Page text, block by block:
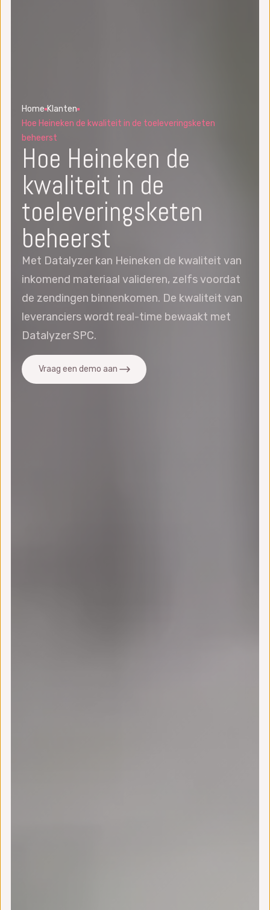
Home Klanten
Hoe Heineken de kwaliteit in de toeleveringsketen
beheerst
Hoe Heineken de
kwaliteit in de
toeleveringsketen
beheerst
Met Datalyzer kan Heineken de kwaliteit van
inkomend materiaal valideren, zelfs voordat
de zendingen binnenkomen. De kwaliteit van
leveranciers wordt real-time bewaakt met
Datalyzer SPC.
Vraag een demo aan